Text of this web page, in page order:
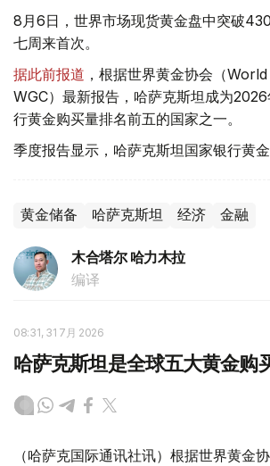
8月6日，世界市场现货黄金盘中突破
七周来首次。
据此前报道 ，根据世界黄金协会（
WGC）最新报告，哈萨克斯坦成为
行黄金购买量排名前五的国家之一。
季度报告显示，哈萨克斯坦国家银行黄金
黄金储备 哈萨克斯坦 经济 金融
木合塔尔 哈力木拉
编译
08:31, 31 7月 2026
哈萨克斯坦是全球五大黄金购
（哈萨克国际通讯社讯）根据世界黄金